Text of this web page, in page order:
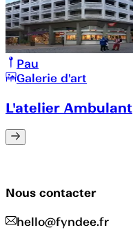
Pau
Galerie d'art
L'atelier Ambulant
Nous contacter
hello@fyndee.fr